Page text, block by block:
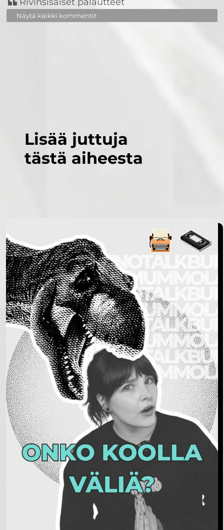
Näytä kaikki kommentit
Lisää juttuja
tästä aiheesta